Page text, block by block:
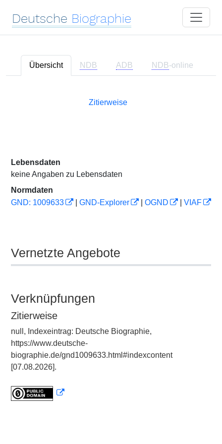
Deutsche Biographie
Übersicht NDB ADB NDB-online
Zitierweise
Lebensdaten
keine Angaben zu Lebensdaten
Normdaten
GND: 1009633
GND-Explorer OGND VIAF
Vernetzte Angebote
Verknüpfungen
Zitierweise
null, Indexeintrag: Deutsche Biographie,
https://www.deutsche-
biographie.de/gnd1009633.html#indexcontent
[07.08.2026].